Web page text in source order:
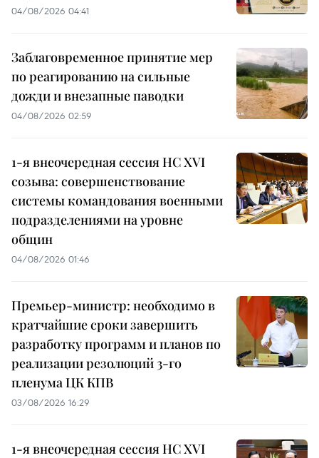
04/08/2026 04:41
Заблаговременное принятие мер
по реагированию на сильные
дожди и внезапные паводки
04/08/2026 02:59
1-я внеочередная сессия НС XVI
созыва: совершенствование
системы командования военными
подразделениями на уровне
общин
04/08/2026 01:46
Премьер-министр: необходимо в
кратчайшие сроки завершить
разработку программ и планов по
реализации резолюций 3-го
пленума ЦК КПВ
03/08/2026 16:29
1-я внеочередная сессия НС XVI